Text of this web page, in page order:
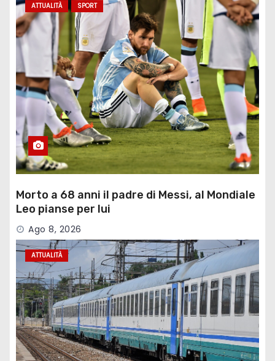
ATTUALITÀ SPORT
Morto a 68 anni il padre di Messi, al Mondiale
Leo pianse per lui
Ago 8, 2026
ATTUALITÀ